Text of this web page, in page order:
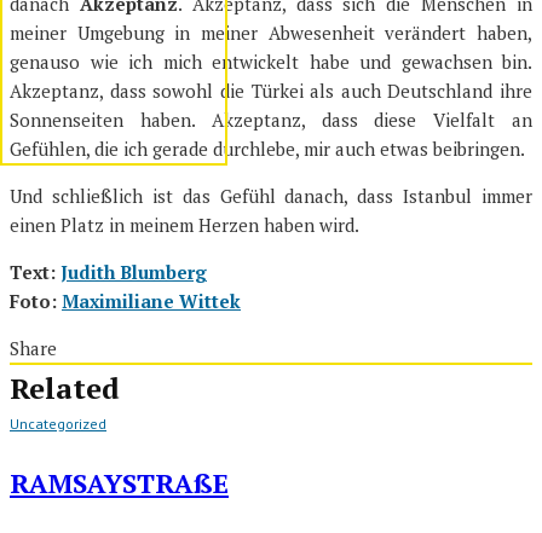
meiner Umgebung in meiner Abwesenheit verändert haben,
genauso wie ich mich entwickelt habe und gewachsen bin.
Akzeptanz, dass sowohl die Türkei als auch Deutschland ihre
Sonnenseiten haben. Akzeptanz, dass diese Vielfalt an
Gefühlen, die ich gerade durchlebe, mir auch etwas beibringen.
Und schließlich ist das Gefühl danach, dass Istanbul immer
einen Platz in meinem Herzen haben wird.
Text: Judith Blumberg
Foto: Maximiliane Wittek
Share
Related
Uncategorized
RAMSAYSTRAßE